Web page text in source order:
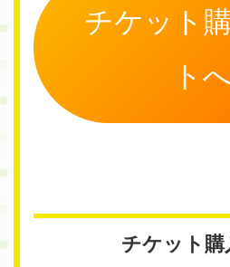
チケット
ト
チケット購